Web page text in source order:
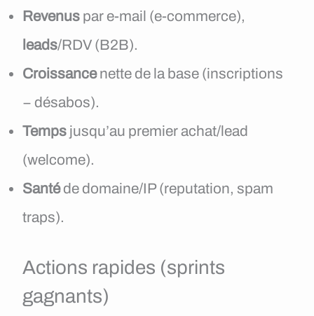
Revenus par e-mail (e-commerce),
leads/RDV (B2B).
Croissancenette de la base (inscriptions
− désabos).
Temps jusqu’au premier achat/lead
(welcome).
Santéde domaine/IP (reputation, spam
traps).
Actions rapides (sprints
gagnants)